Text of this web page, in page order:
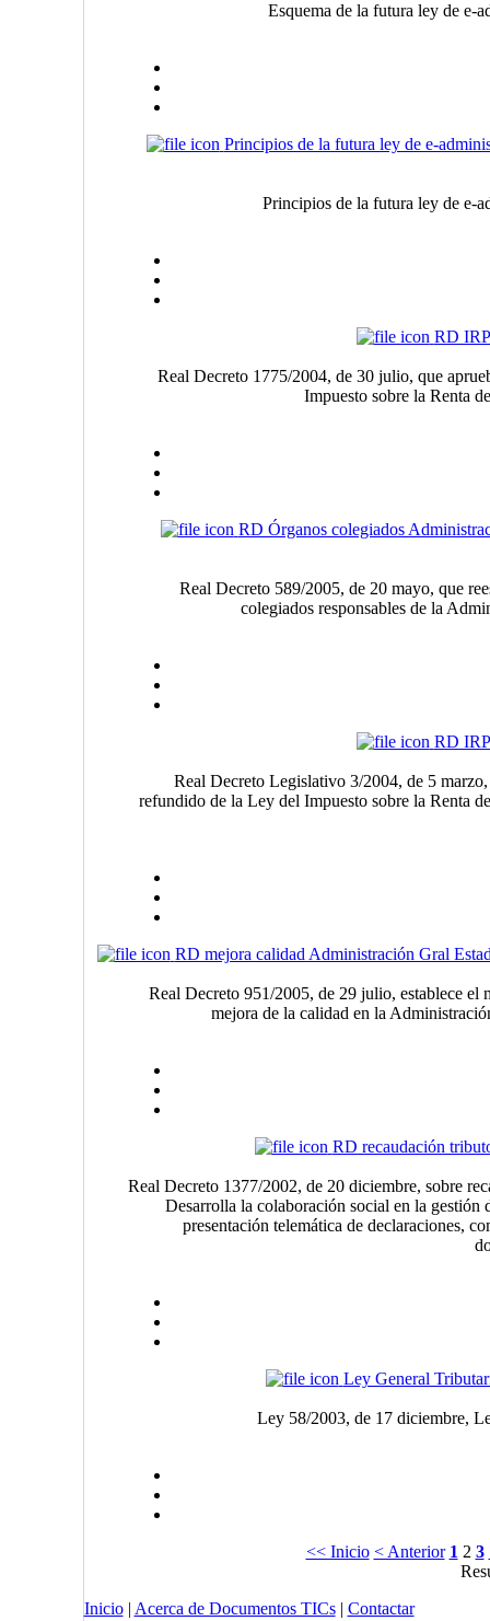
Esquema de la futura ley de e-
Principios de la futura ley de e-
Principios de la futura ley de e-
RD
Real Decreto 1775/2004, de 30 julio, que
Impuesto sobre la Renta
RD Órganos colegiados
Real Decreto 589/2005, de 20 mayo, que
colegiados responsables de la
RD
Real Decreto Legislativo 3/2004, de 5
refundido de la Ley del Impuesto sobre la Renta
RD mejora calidad Administración Gral
Real Decreto 951/2005, de 29 julio, establece el
mejora de la calidad en la
RD recaudación
Real Decreto 1377/2002, de 20 diciembre, sobre
Desarrolla la colaboración social en la gestión
presentación telemática de declaraciones,
Ley General
Ley 58/2003, de 17 diciembre,
<< Inicio < Anterior 1 2 3
Inicio| Acerca de Documentos TICs| Contactar